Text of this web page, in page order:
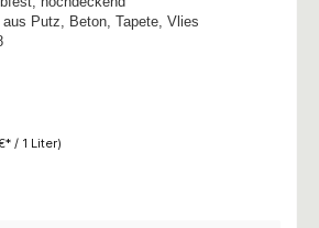
aus Putz, Beton, Tapete, Vlies
/ 1 Liter)